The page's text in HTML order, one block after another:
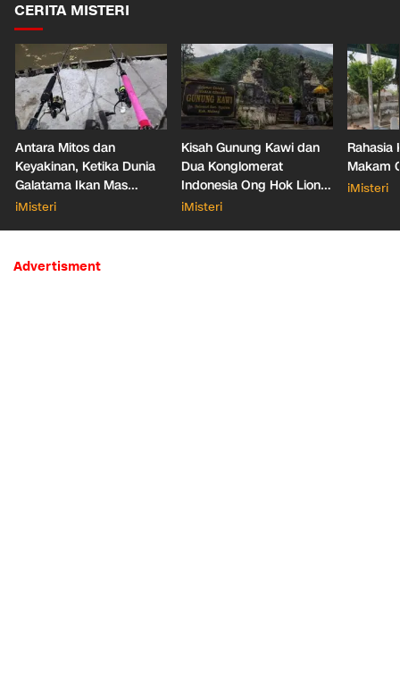
CERITA MISTERI
Antara Mitos dan
Keyakinan, Ketika Dunia
Galatama Ikan Mas
Bersentuhan dengan Hal
iMisteri
Kisah Gunung Kawi dan
Dua Konglomerat
Indonesia Ong Hok Liong
hingga Liem Sioe Liong
iMisteri
Rahasia
Makam
iMisteri
Advertisment